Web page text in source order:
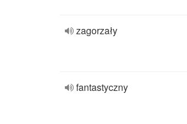
zagorzały
fantastyczny